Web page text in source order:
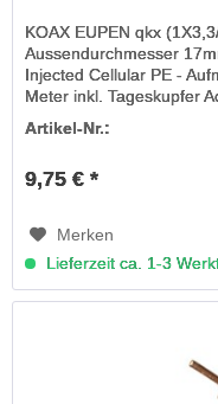
KOAX EUPEN qkx
Aussendurchmesser
Injected Cellular PE -
Meter inkl. Tageskupfer
Artikel-Nr.:
9,75 € *
Merken
Lieferzeit ca. 1-3